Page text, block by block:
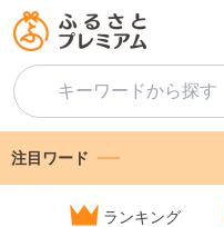
注目ワード
ランキング